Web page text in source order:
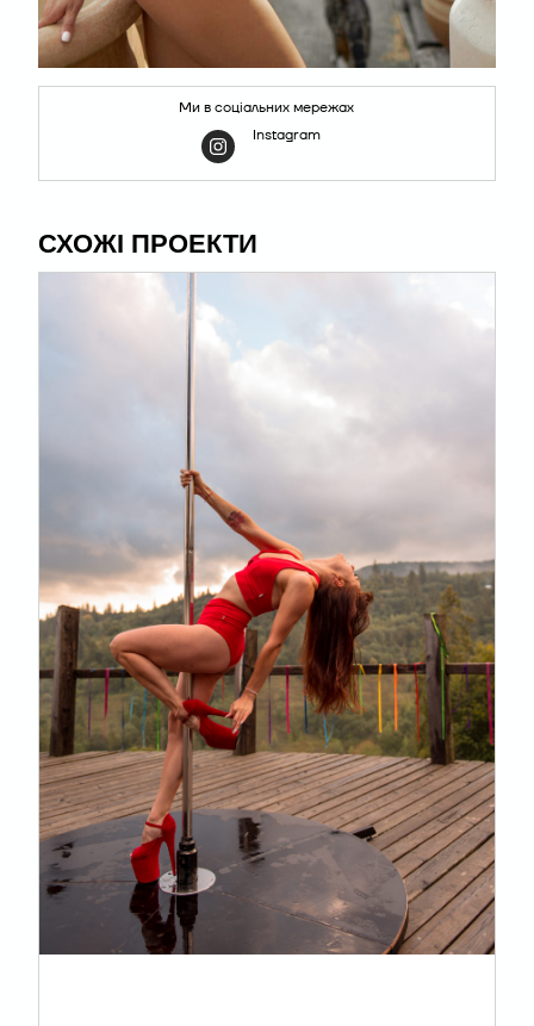
Ми в соціальних мережах
Instagram
СХОЖІ ПРОЕКТИ